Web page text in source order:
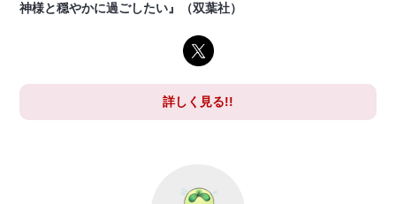
神様と穏やかに過ごしたい』（双葉社）
詳しく見る!!